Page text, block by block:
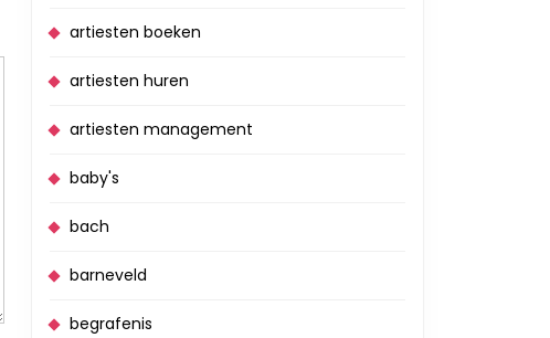
artiesten boeken
artiesten huren
artiesten management
baby's
bach
barneveld
begrafenis